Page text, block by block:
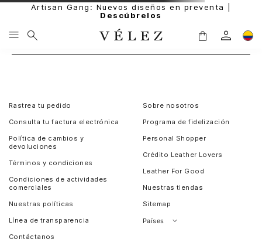
Artisan Gang: Nuevos diseños en preventa |
Descúbrelos
Rastrea tu pedido
Consulta tu factura electrónica
Política de cambios y
devoluciones
Términos y condiciones
Condiciones de actividades
comerciales
Nuestras políticas
Línea de transparencia
Contáctanos
Sobre nosotros
Programa de fidelización
Personal Shopper
Crédito Leather Lovers
Leather For Good
Nuestras tiendas
Sitemap
Países